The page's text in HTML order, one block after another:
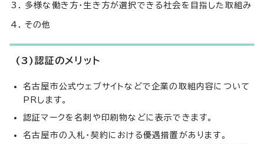
多様な働き方・生き方が選択できる社会を目指した取組み
その他
(3)認証のメリット
名古屋市公式ウェブサイトなどで企業の取組内容について
PRします。
認証マークを名刺や印刷物などに表示できます。
名古屋市の入札・契約における優遇措置があります。